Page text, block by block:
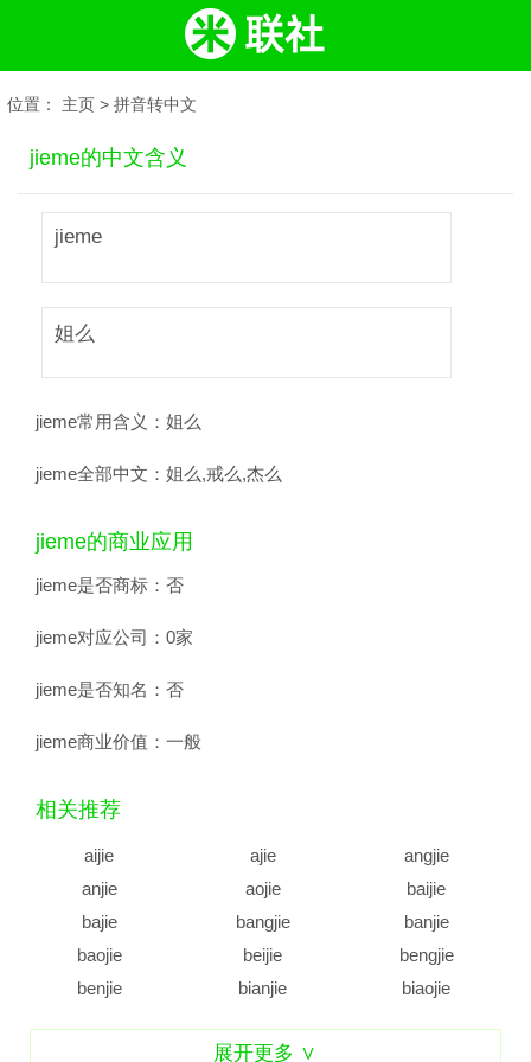
位置： 主页 > 拼音转中文
jieme的中文含义
jieme
姐么
jieme常用含义： 姐么
jieme全部中文： 姐么,戒么,杰么
jieme的商业应用
jieme是否商标： 否
jieme对应公司： 0家
jieme是否知名： 否
jieme商业价值： 一般
相关推荐
aijie ajie
angjie
anjie
aojie
baijie
bajie
bangjie
banjie
baojie
beijie
bengjie
benjie
bianjie
biaojie
bojie
展开更多 ∨